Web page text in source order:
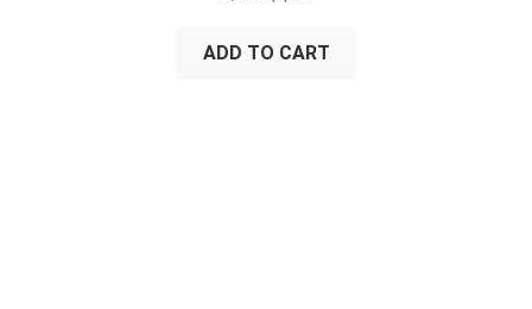
ADD TO CART